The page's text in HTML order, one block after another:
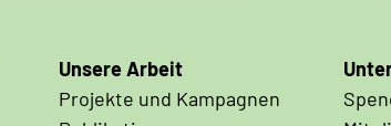
Unsere Arbeit
Projekte und Kampagnen